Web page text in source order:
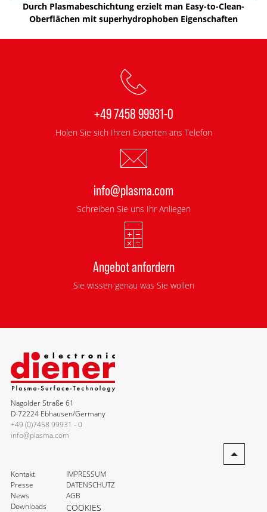
Durch Plasmabeschichtung erzielt man Easy-to-Clean-
Oberflächen mit superhydrophoben Eigenschaften
+49 7458 99931-0
Holen Sie sich Ihren Experten ans Telefon
info@plasma.com
Schreiben Sie uns Ihr Anliegen
Angebot anfordern
Sie wissen genau was Sie wollen
Nagolder Straße 61
D-72224 Ebhausen/Germany
+49 (0)7458 99931 - 0
info@plasma.com
Kontakt
Presse
News
Downloads
IMPRESSUM
DATENSCHUTZ
AGB
COOKIES